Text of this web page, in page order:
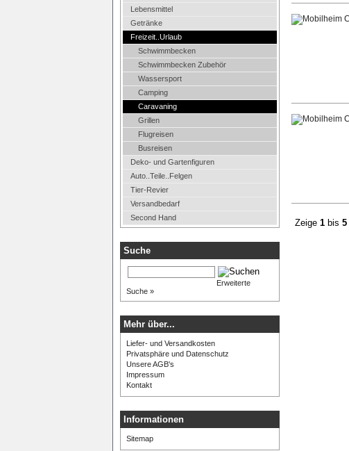
Lebensmittel
Getränke
Freizeit..Urlaub
Schwimmbecken
Schwimmbecken Zubehör
Wassersport
Camping
Caravaning
Grillen
Flugreisen
Busreisen
Deko- und Gartenfiguren
Auto..Teile..Felgen
Tier-Revier
Versandbedarf
Second Hand
Suche
Erweiterte
Suche »
Mehr über...
Liefer- und Versandkosten
Privatsphäre und Datenschutz
Unsere AGB's
Impressum
Kontakt
Informationen
Sitemap
Zeige 1 bis 5